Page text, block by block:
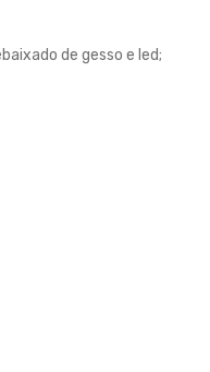
de gesso e led;